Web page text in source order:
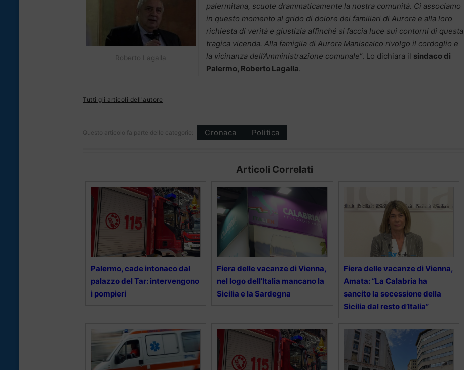
Roberto Lagalla
palermitana, scuote drammaticamente la nostra comunità. Ci associamo
in questo momento al grido di dolore dei familiari di Aurora e alla loro
richiesta di verità e giustizia affinché si faccia luce sui contorni di questa
tragica vicenda. Alla famiglia di Aurora Maniscalco rivolgo il cordoglio e
la vicinanza dell’Amministrazione comunale“. Lo dichiara il sindaco di
Palermo, Roberto Lagalla.
Tutti gli articoli dell'autore
Questo articolo fa parte delle categorie: Cronaca Politica
Articoli Correlati
Palermo, cade intonaco dal
palazzo del Tar: intervengono
i pompieri
Fiera delle vacanze di Vienna,
nel logo dell’Italia mancano la
Sicilia e la Sardegna
Fiera delle vacanze di Vienna,
Amata: “La Calabria ha
sancito la secessione della
Sicilia dal resto d’Italia”